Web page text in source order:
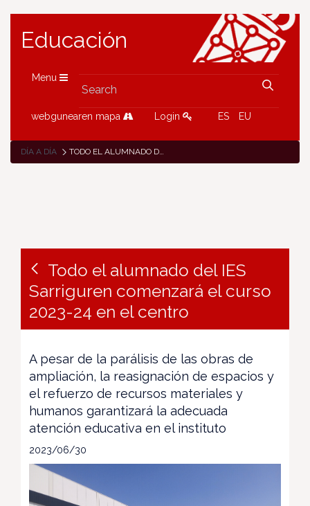
Educación
Menu
webgunearen mapa Login ES EU
DÍA A DÍA TODO EL ALUMNADO DEL IES SARRIGUREN COMENZARÁ EL CURSO 2023-24 EN EL CENTRO
Todo el alumnado del IES
Sarriguren comenzará el curso
2023-24 en el centro
A pesar de la parálisis de las obras de
ampliación, la reasignación de espacios y
el refuerzo de recursos materiales y
humanos garantizará la adecuada
atención educativa en el instituto
2023/06/30